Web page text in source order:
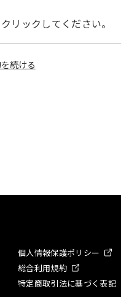
リックしてください。
個人情報保護ポリシー
総合利用規約
特定商取引法に基づく表記